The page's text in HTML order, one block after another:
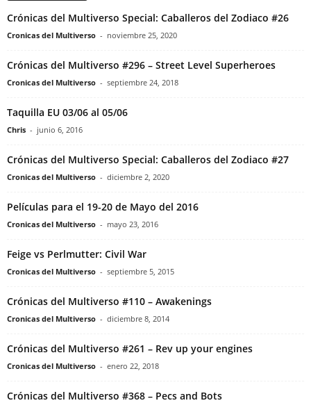
Crónicas del Multiverso Special: Caballeros del Zodiaco #26
Cronicas del Multiverso - noviembre 25, 2020
Crónicas del Multiverso #296 – Street Level Superheroes
Cronicas del Multiverso - septiembre 24, 2018
Taquilla EU 03/06 al 05/06
Chris - junio 6, 2016
Crónicas del Multiverso Special: Caballeros del Zodiaco #27
Cronicas del Multiverso - diciembre 2, 2020
Películas para el 19-20 de Mayo del 2016
Cronicas del Multiverso - mayo 23, 2016
Feige vs Perlmutter: Civil War
Cronicas del Multiverso - septiembre 5, 2015
Crónicas del Multiverso #110 – Awakenings
Cronicas del Multiverso - diciembre 8, 2014
Crónicas del Multiverso #261 – Rev up your engines
Cronicas del Multiverso - enero 22, 2018
Crónicas del Multiverso #368 – Pecs and Bots